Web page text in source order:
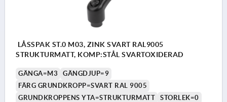
LÅSSPAK ST.0 M03, ZINK SVART RAL9005
STRUKTURMATT, KOMP:STÅL SVARTOXIDERAD
GÄNGA=M3
GÄNGDJUP=9
FÄRG GRUNDKROPP=SVART RAL 9005
GRUNDKROPPENS YTA=STRUKTURMATT
STORLEK=0